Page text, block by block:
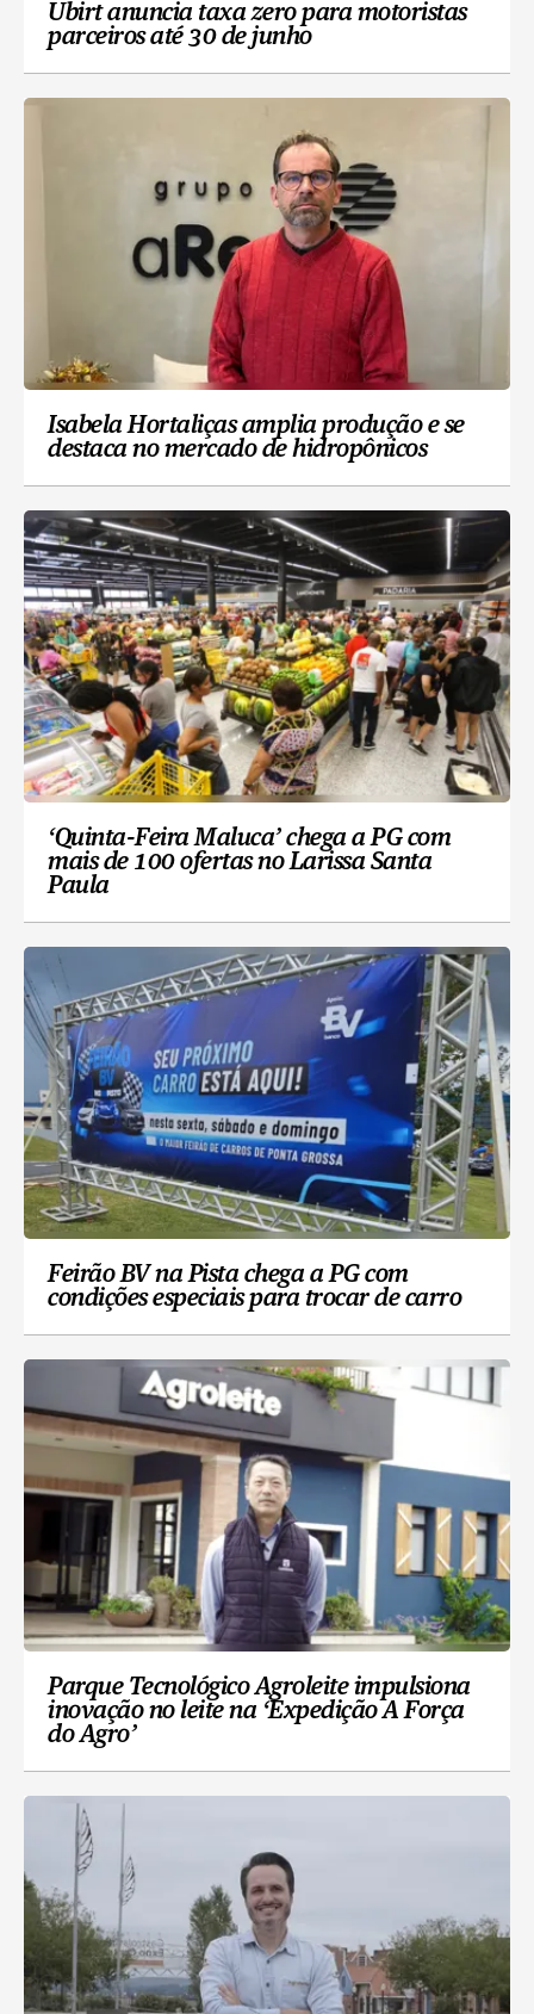
Ubirt anuncia taxa zero para motoristas
parceiros até 30 de junho
Isabela Hortaliças amplia produção e se
destaca no mercado de hidropônicos
‘Quinta-Feira Maluca’ chega a PG com
mais de 100 ofertas no Larissa Santa
Paula
Feirão BV na Pista chega a PG com
condições especiais para trocar de carro
Parque Tecnológico Agroleite impulsiona
inovação no leite na ‘Expedição A Força
do Agro’